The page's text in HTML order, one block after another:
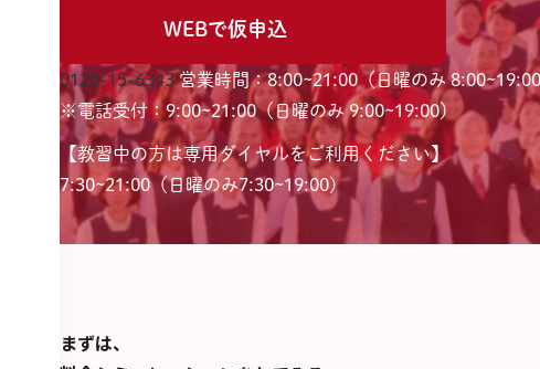
WEBで仮申込
0120-15-6343 営業時間：8:00~21:00（日曜のみ
※電話受付：9:00~21:00（日曜のみ 9:00~19:00）
【教習中の方は専用ダイヤルをご利用ください】
7:30~21:00（日曜のみ7:30~19:00)
まずは、